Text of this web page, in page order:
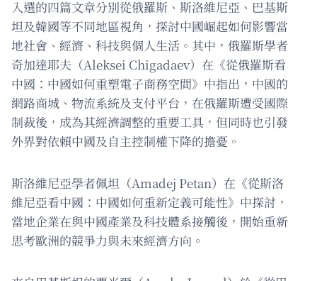
入選的四篇文章分別從俄羅斯、斯洛維尼亞、巴基斯
坦及韓國等不同地區視角，探討中國崛起如何影響當
地社會、經濟、科技與個人生活。其中，俄羅斯學者
奇加達耶夫（Aleksei Chigadaev）在《從俄羅斯看
中國：中國如何重塑電子商務空間》中指出，中國的
網路商城、物流系統及支付平台，在俄羅斯遭受國際
制裁後，成為其經濟調整的重要工具，但同時也引發
外界對依賴中國及自主控制權下降的擔憂。
斯洛維尼亞學者佩坦（Amadej Petan）在《從斯洛
維尼亞看中國：中國如何重新定義可能性》中探討，
當地企業在與中國產業及科技體系接觸後，開始重新
思考歐洲的競爭力與未來經濟方向。